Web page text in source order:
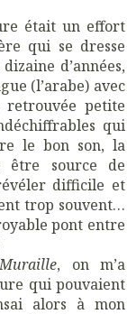
était un effort
qui se dresse
d’années,
(l’arabe) avec
petite
qui
le bon son, la
être source de
difficile et
trop souvent…
pont entre
Muraille, on m’a
qui pouvaient
alors à mon